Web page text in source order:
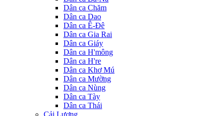
Dân ca Chăm
Dân ca Dao
Dân ca Ê-Đê
Dân ca Gia Rai
Dân ca Giáy
Dân ca H'mông
Dân ca H're
Dân ca Khơ Mú
Dân ca Mường
Dân ca Nùng
Dân ca Tày
Dân ca Thái
Cải Lương